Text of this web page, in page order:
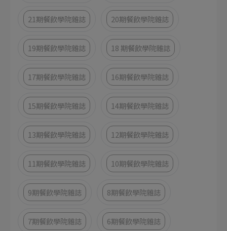
21期餐飲學院雜誌 20期餐飲學院雜誌
19期餐飲學院雜誌 18 期餐飲學院雜誌
17期餐飲學院雜誌 16期餐飲學院雜誌
15期餐飲學院雜誌 14期餐飲學院雜誌
13期餐飲學院雜誌 12期餐飲學院雜誌
11期餐飲學院雜誌 10期餐飲學院雜誌
9期餐飲學院雜誌 8期餐飲學院雜誌
7期餐飲學院雜誌 6期餐飲學院雜誌